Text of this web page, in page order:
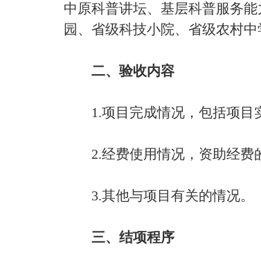
中原科普讲坛、基层科普服务
园、省级科技小院、省级农村
二、验收内容
1.项目完成情况，包括项目实
2.经费使用情况，资助经费
3.其他与项目有关的情况。
三、结项程序